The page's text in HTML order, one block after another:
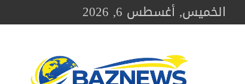
Skip
to الخميس, أغسطس 6, 2026